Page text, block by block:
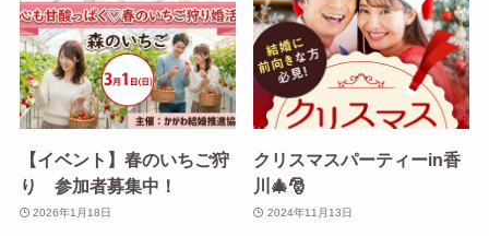
【イベント】春のいちご狩
り 参加者募集中！
2026年1月18日
クリスマスパーティーin香
川🎄🎅
2024年11月13日